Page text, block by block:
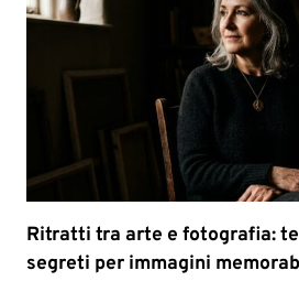
Ritratti tra arte e fotografia:
segreti per immagini